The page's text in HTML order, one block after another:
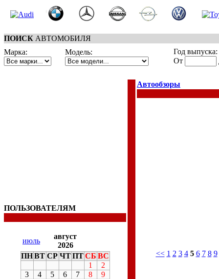
ПОИСК АВТОМОБИЛЯ
Марка:
Модель:
Год выпуска:
От
ПОЛЬЗОВАТЕЛЯМ
июль
август
2026
ПНВТ СР ЧТ ПТ СБ ВС
1
2
3
4 5 6 7 8
9
Автообзоры
<< 1 2 3 4 5 6 7 8 9